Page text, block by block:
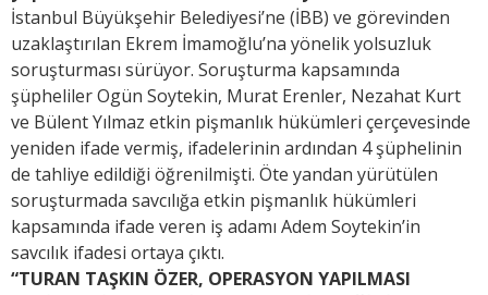
İstanbul Büyükşehir Belediyesi’ne (İBB) ve görevinden
uzaklaştırılan Ekrem İmamoğlu’na yönelik yolsuzluk
soruşturması sürüyor. Soruşturma kapsamında
şüpheliler Ogün Soytekin, Murat Erenler, Nezahat Kurt
ve Bülent Yılmaz etkin pişmanlık hükümleri çerçevesinde
yeniden ifade vermiş, ifadelerinin ardından 4 şüphelinin
de tahliye edildiği öğrenilmişti. Öte yandan yürütülen
soruşturmada savcılığa etkin pişmanlık hükümleri
kapsamında ifade veren iş adamı Adem Soytekin’in
savcılık ifadesi ortaya çıktı.
“TURAN TAŞKIN ÖZER, OPERASYON YAPILMASI